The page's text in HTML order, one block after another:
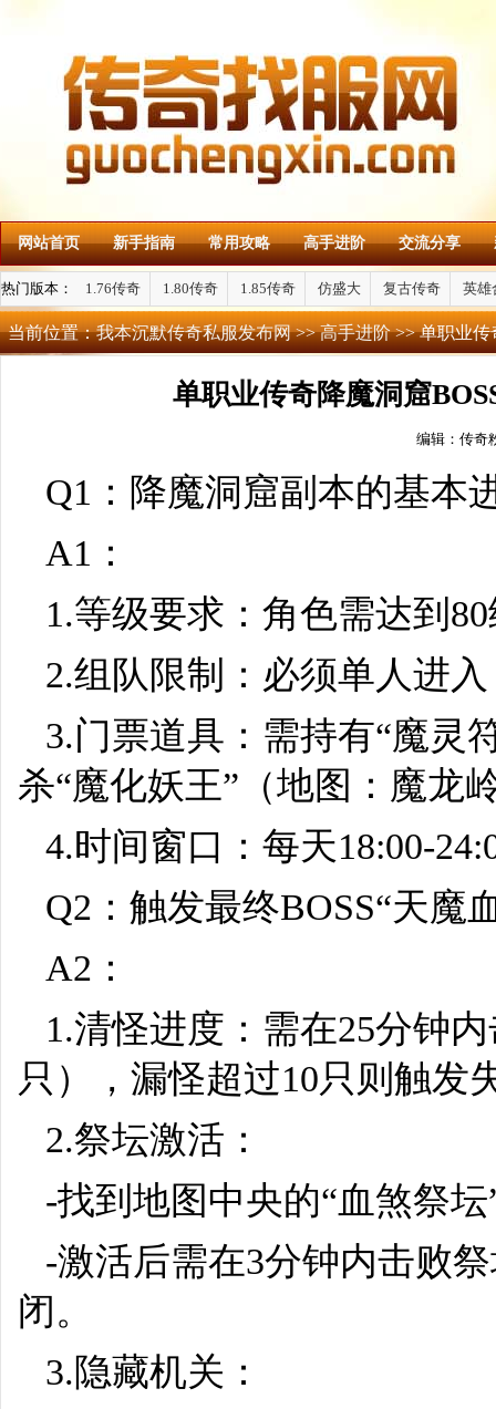
网站首页 新手指南 常用攻略 高手进阶 交流分享
热门版本： 1.76传奇 1.80传奇 1.85传奇 仿盛大 复古传奇 英雄
当前位置：我本沉默传奇私服发布网>>高手进阶>> 单职业传
单职业传奇降魔洞窟
编辑：传奇
Q1：降魔洞窟副本的基本
A1：
1.等级要求：角色需达到
2.组队限制：必须单人进
3.门票道具：需持有“魔灵
杀“魔化妖王”（地图：魔龙
4.时间窗口：每天18:00-
Q2：触发最终BOSS“天魔
A2：
1.清怪进度：需在25分钟
只），漏怪超过10只则触发
2.祭坛激活：
-找到地图中央的“血煞祭
-激活后需在3分钟内击败
闭。
3.隐藏机关：